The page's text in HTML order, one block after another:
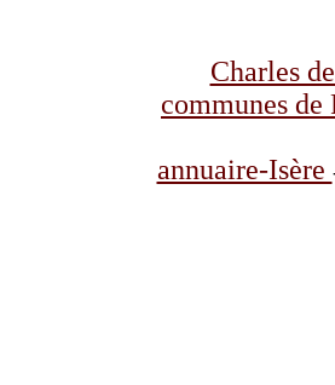
Charles
communes de
annuaire-Isère